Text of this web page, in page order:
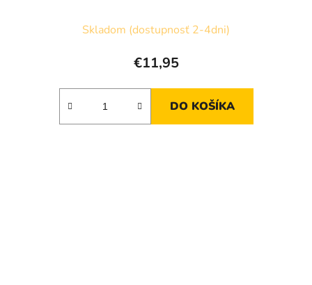
Skladom (dostupnosť 2-4dni)
€11,95
DO KOŠÍKA